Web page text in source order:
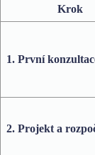
Krok
1. První
2. Projekt a